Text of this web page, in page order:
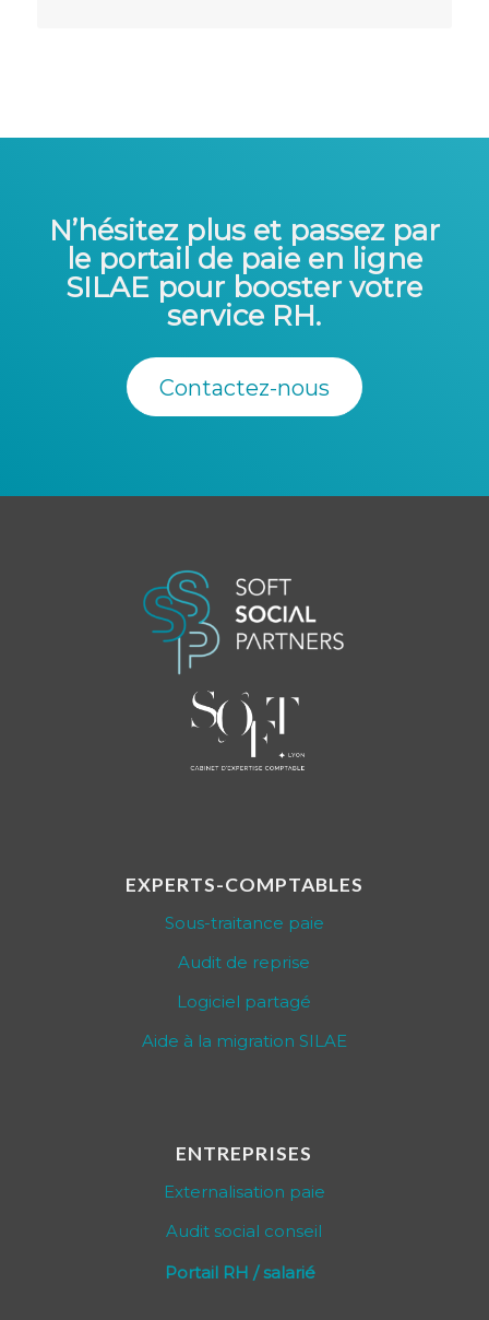
N’hésitez plus et passez par
le portail de paie en ligne
SILAE pour booster votre
service RH.
Contactez-nous
EXPERTS-COMPTABLES
Sous-traitance paie
Audit de reprise
Logiciel partagé
Aide à la migration SILAE
ENTREPRISES
Externalisation paie
Audit social conseil
Portail RH / salarié